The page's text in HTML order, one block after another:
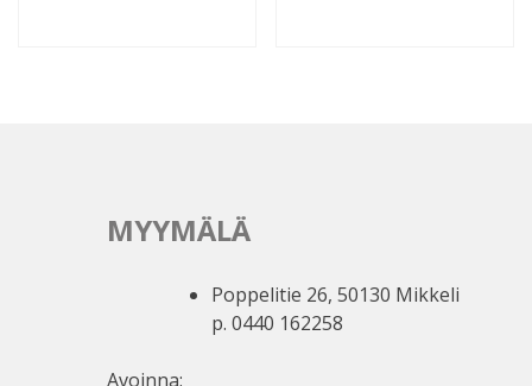
MYYMÄLÄ
Poppelitie 26, 50130 Mikkeli
p. 0440 162258
Avoinna: